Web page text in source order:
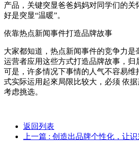
产品，关键突显爸爸妈妈对同学们的关
好是突显“温暖”。
依靠热点新闻事件打造品牌故事
大家都知道，热点新闻事件的竞争力是
运营者应用这些方式打造品牌故事，归
可是，许多情况下事情的人气不容易维
式实际运用起來局限比较大，必须 依
考虑挑选。
返回列表
上一篇 : 创造出品牌个性化，让